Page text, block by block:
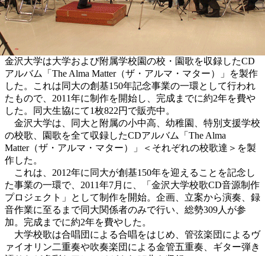
金沢大学は大学および附属学校園の校・園歌を収録したCD
アルバム「The Alma Matter（ザ・アルマ・マター）」を製作
した。これは同大の創基150年記念事業の一環として行われ
たもので、2011年に制作を開始し、完成までに約2年を費や
した。同大生協にて1枚822円で販売中。
金沢大学は、同大と附属の小中高、幼稚園、特別支援学校
の校歌、園歌を全て収録したCDアルバム「The Alma
Matter（ザ・アルマ・マター）」＜それぞれの校歌達＞を製
作した。
これは、2012年に同大が創基150年を迎えることを記念し
た事業の一環で、2011年7月に、「金沢大学校歌CD音源制作
プロジェクト」として制作を開始。企画、立案から演奏、録
音作業に至るまで同大関係者のみで行い、総勢309人が参
加。完成までに約2年を費やした。
大学校歌は合唱団による合唱をはじめ、管弦楽団によるヴ
ァイオリン二重奏や吹奏楽団による金管五重奏、ギター弾き